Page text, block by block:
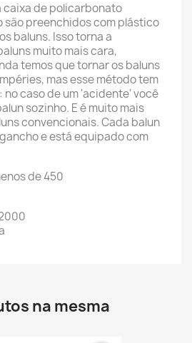
caixa de policarbonato
são preenchidos com plástico
baluns. Isso torna a
muito mais cara,
temos que tornar os baluns
mas esse método tem
caso de um 'acidente' você
sozinho. E é muito mais
convencionais.Cada balun
e está equipado com
de 450
na mesma